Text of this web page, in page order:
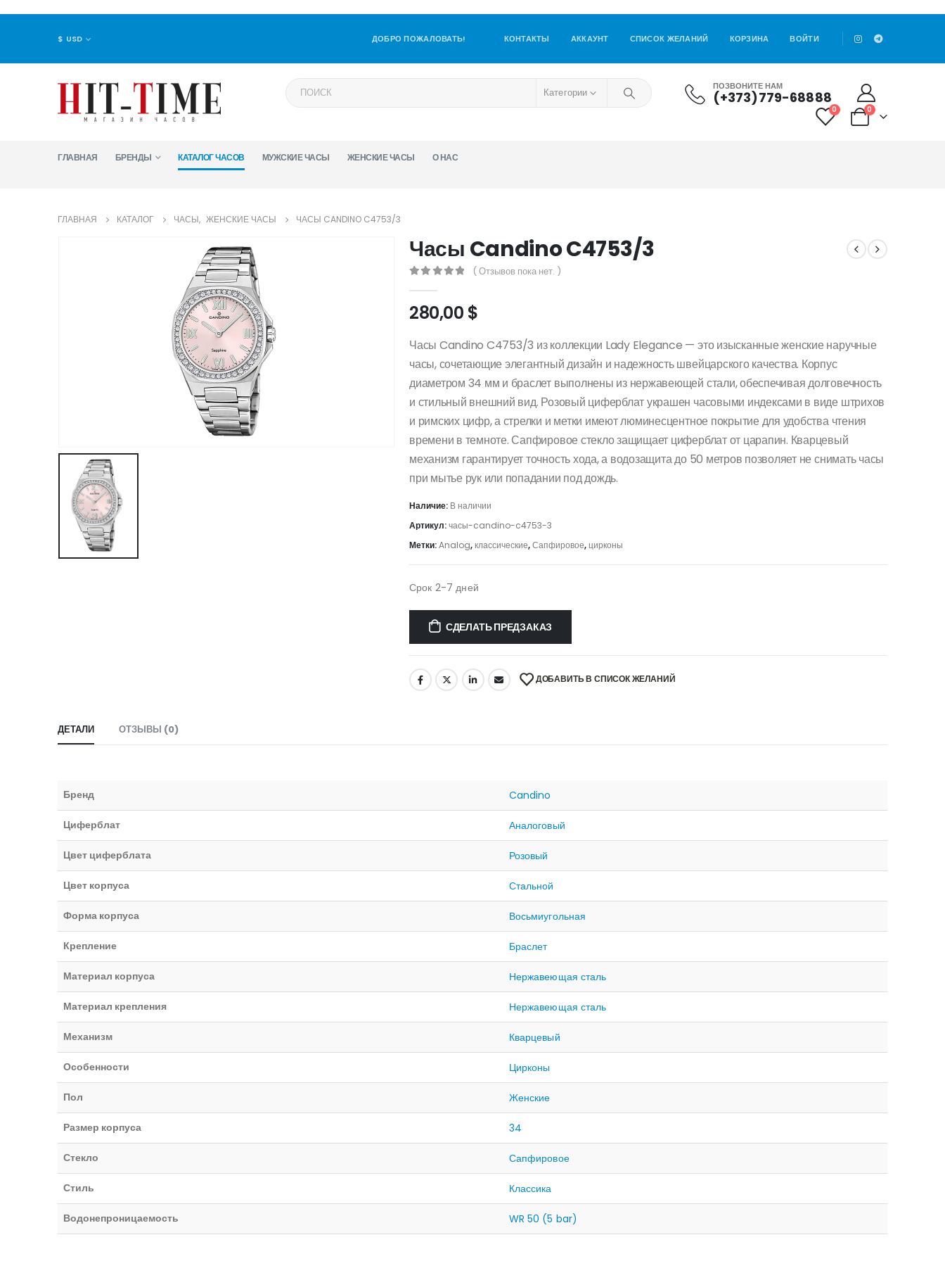
$ USD ДОБРО ПОЖАЛОВАТЬ! КОНТАКТЫ АККАУНТ СПИСОК ЖЕЛАНИЙ КОРЗИНА ВОЙТИ
Категории ПОЗВОНИТЕ НАМ
(+373)779-68888
0 0
ГЛАВНАЯ БРЕНДЫ КАТАЛОГ ЧАСОВ МУЖСКИЕ ЧАСЫ ЖЕНСКИЕ ЧАСЫ О НАС
ГЛАВНАЯ КАТАЛОГ ЧАСЫ, ЖЕНСКИЕ ЧАСЫ ЧАСЫ CANDINO C4753/3
Часы Candino C4753/3
( Отзывов пока нет. )
280,00 $
Часы Candino C4753/3 из коллекции Lady Elegance — это изысканные женские наручные
часы, сочетающие элегантный дизайн и надежность швейцарского качества. Корпус
диаметром 34 мм и браслет выполнены из нержавеющей стали, обеспечивая долговечность
и стильный внешний вид. Розовый циферблат украшен часовыми индексами в виде штрихов
и римских цифр, а стрелки и метки имеют люминесцентное покрытие для удобства чтения
времени в темноте. Сапфировое стекло защищает циферблат от царапин. Кварцевый
механизм гарантирует точность хода, а водозащита до 50 метров позволяет не снимать часы
при мытье рук или попадании под дождь.
Наличие: В наличии
Артикул:часы-candino-c4753-3
Метки:Analog,классические,Сапфировое,цирконы
Срок 2-7 дней
СДЕЛАТЬ ПРЕДЗАКАЗ
ДОБАВИТЬ В СПИСОК ЖЕЛАНИЙ
ДЕТАЛИ ОТЗЫВЫ (0)
Бренд Candino
Циферблат Аналоговый
Цвет циферблата Розовый
Цвет корпуса Стальной
Форма корпуса Восьмиугольная
Крепление Браслет
Материал корпуса Нержавеющая сталь
Материал крепления Нержавеющая сталь
Механизм Кварцевый
Особенности Цирконы
Пол Женские
Размер корпуса 34
Стекло Сапфировое
Стиль Классика
Водонепроницаемость WR 50 (5 bar)